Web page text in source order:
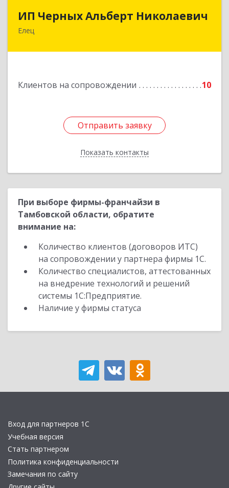
ИП Черных Альберт Николаевич
Елец
Клиентов на сопровождении 10
Отправить заявку
Показать контакты
ИП Черных Альберт Николаевич
399771, Липецкая обл, Елец г, Н.Гусевой ул, 56А
Отправить заявку
Назад
При выборе фирмы-франчайзи в
Тамбовской области, обратите
внимание на:
Количество клиентов (договоров ИТС)
на сопровождении у партнера фирмы 1С.
Количество специалистов, аттестованных
на внедрение технологий и решений
системы 1С:Предприятие.
Наличие у фирмы статуса
Вход для партнеров 1С
Учебная версия
Стать партнером
Политика конфиденциальности
Замечания по сайту